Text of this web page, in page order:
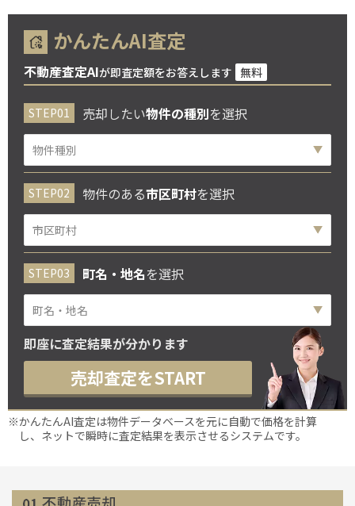
かんたんAI査定
不動産査定AIが即査定額をお答えします 無料
売却したい物件の種別を選択
物件のある市区町村を選択
町名・地名を選択
即座に査定結果が分かります
売却査定をSTART
※かんたんAI査定は物件データベースを元に自動で価格を計算
し、ネットで瞬時に査定結果を表示させるシステムです。